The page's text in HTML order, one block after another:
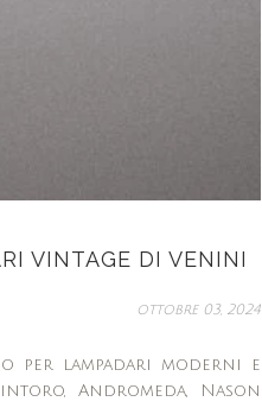
VINTAGE DI VENINI
ottobre 03, 2024
per lampadari moderni e
Andromeda, Nason